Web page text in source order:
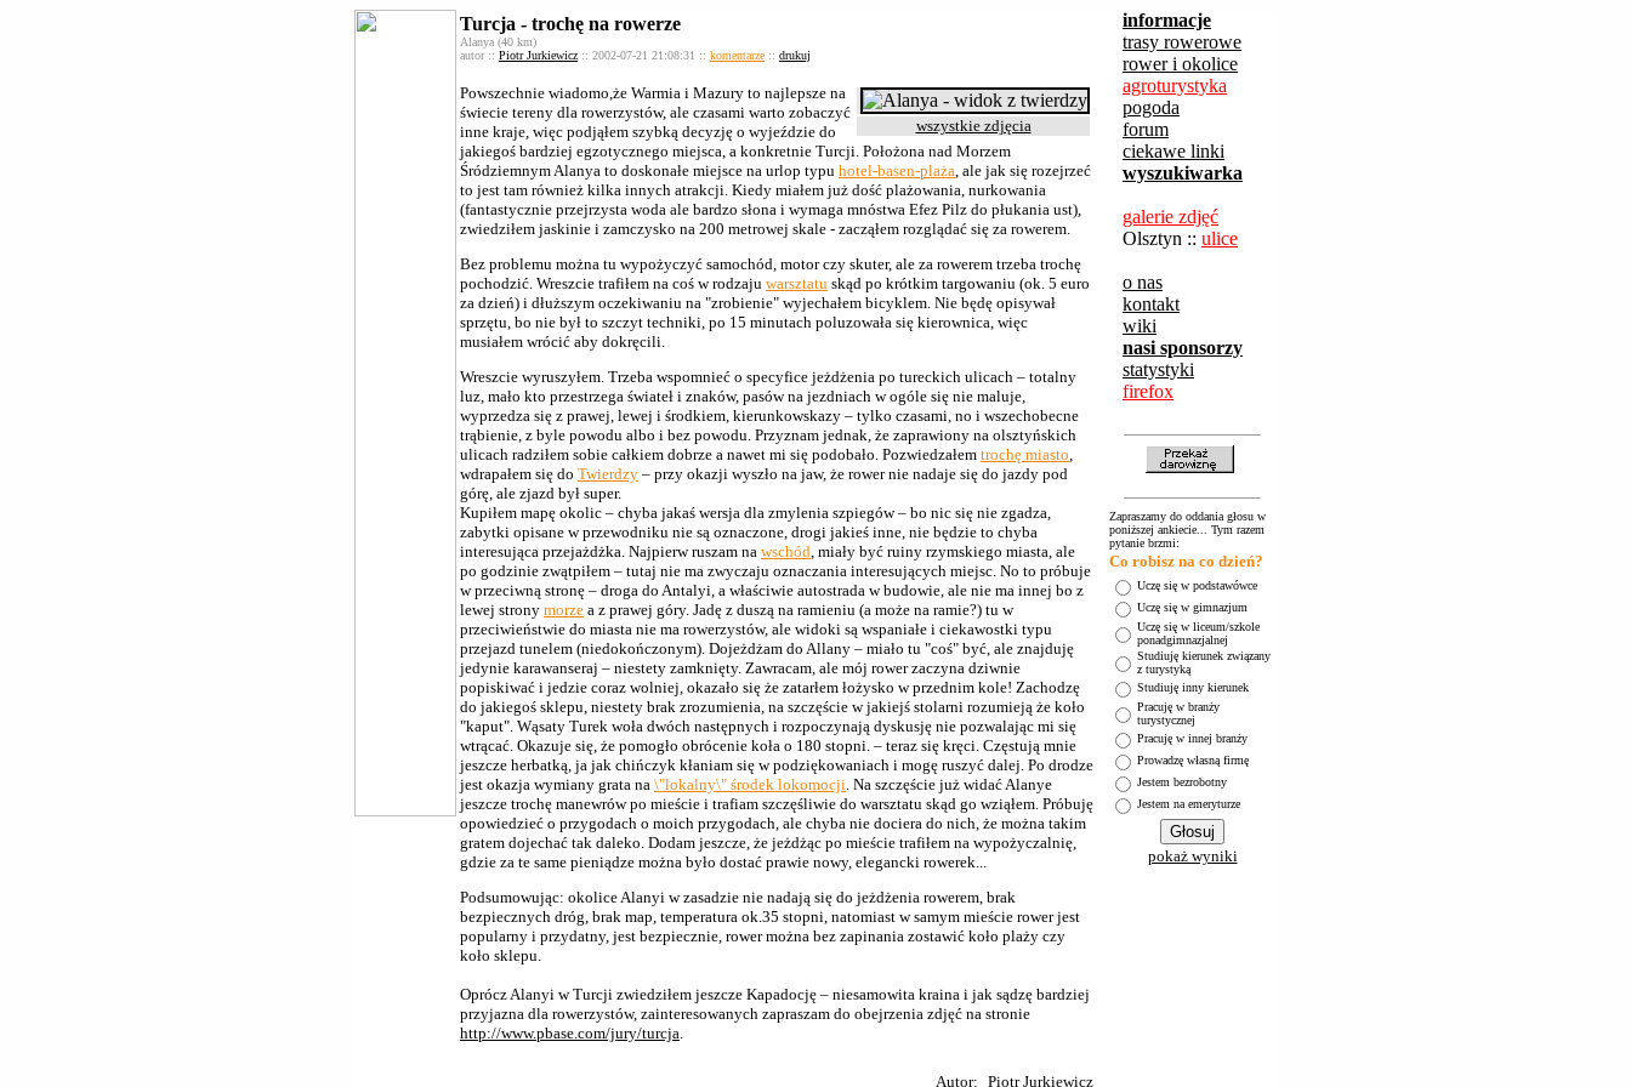
Turcja - trochę na rowerze
Alanya (40 km)
autor :: Piotr Jurkiewicz :: 2002-07-21 21:08:31 :: komentarze :: drukuj
wszystkie zdjęcia
Powszechnie wiadomo,że Warmia i Mazury to najlepsze na
świecie tereny dla rowerzystów, ale czasami warto zobaczyć
inne kraje, więc podjąłem szybką decyzję o wyjeździe do
jakiegoś bardziej egzotycznego miejsca, a konkretnie Turcji. Położona nad Morzem
Śródziemnym Alanya to doskonałe miejsce na urlop typu hotel-basen-plaża, ale jak się rozejrzeć
to jest tam również kilka innych atrakcji. Kiedy miałem już dość plażowania, nurkowania
(fantastycznie przejrzysta woda ale bardzo słona i wymaga mnóstwa Efez Pilz do płukania ust),
zwiedziłem jaskinie i zamczysko na 200 metrowej skale - zacząłem rozglądać się za rowerem.
Bez problemu można tu wypożyczyć samochód, motor czy skuter, ale za rowerem trzeba trochę
pochodzić. Wreszcie trafiłem na coś w rodzaju warsztatu skąd po krótkim targowaniu (ok. 5 euro
za dzień) i dłuższym oczekiwaniu na "zrobienie" wyjechałem bicyklem. Nie będę opisywał
sprzętu, bo nie był to szczyt techniki, po 15 minutach poluzowała się kierownica, więc
musiałem wrócić aby dokręcili.
Wreszcie wyruszyłem. Trzeba wspomnieć o specyfice jeżdżenia po tureckich ulicach – totalny
luz, mało kto przestrzega świateł i znaków, pasów na jezdniach w ogóle się nie maluje,
wyprzedza się z prawej, lewej i środkiem, kierunkowskazy – tylko czasami, no i wszechobecne
trąbienie, z byle powodu albo i bez powodu. Przyznam jednak, że zaprawiony na olsztyńskich
ulicach radziłem sobie całkiem dobrze a nawet mi się podobało. Pozwiedzałem trochę miasto,
wdrapałem się do Twierdzy – przy okazji wyszło na jaw, że rower nie nadaje się do jazdy pod
górę, ale zjazd był super.
Kupiłem mapę okolic – chyba jakaś wersja dla zmylenia szpiegów – bo nic się nie zgadza,
zabytki opisane w przewodniku nie są oznaczone, drogi jakieś inne, nie będzie to chyba
interesująca przejażdżka. Najpierw ruszam na wschód, miały być ruiny rzymskiego miasta, ale
po godzinie zwątpiłem – tutaj nie ma zwyczaju oznaczania interesujących miejsc. No to próbuje
w przeciwną stronę – droga do Antalyi, a właściwie autostrada w budowie, ale nie ma innej bo z
lewej strony morze a z prawej góry. Jadę z duszą na ramieniu (a może na ramie?) tu w
przeciwieństwie do miasta nie ma rowerzystów, ale widoki są wspaniałe i ciekawostki typu
przejazd tunelem (niedokończonym). Dojeżdżam do Allany – miało tu "coś" być, ale znajduję
jedynie karawanseraj – niestety zamknięty. Zawracam, ale mój rower zaczyna dziwnie
popiskiwać i jedzie coraz wolniej, okazało się że zatarłem łożysko w przednim kole! Zachodzę
do jakiegoś sklepu, niestety brak zrozumienia, na szczęście w jakiejś stolarni rozumieją że koło
"kaput". Wąsaty Turek woła dwóch następnych i rozpoczynają dyskusję nie pozwalając mi się
wtrącać. Okazuje się, że pomogło obrócenie koła o 180 stopni. – teraz się kręci. Częstują mnie
jeszcze herbatką, ja jak chińczyk kłaniam się w podziękowaniach i mogę ruszyć dalej. Po drodze
jest okazja wymiany grata na \"lokalny\" środek lokomocji. Na szczęście już widać Alanye
jeszcze trochę manewrów po mieście i trafiam szczęśliwie do warsztatu skąd go wziąłem. Próbuję
opowiedzieć o przygodach o moich przygodach, ale chyba nie dociera do nich, że można takim
gratem dojechać tak daleko. Dodam jeszcze, że jeżdżąc po mieście trafiłem na wypożyczalnię,
gdzie za te same pieniądze można było dostać prawie nowy, elegancki rowerek...
Podsumowując: okolice Alanyi w zasadzie nie nadają się do jeżdżenia rowerem, brak
bezpiecznych dróg, brak map, temperatura ok.35 stopni, natomiast w samym mieście rower jest
popularny i przydatny, jest bezpiecznie, rower można bez zapinania zostawić koło plaży czy
koło sklepu.
Oprócz Alanyi w Turcji zwiedziłem jeszcze Kapadocję – niesamowita kraina i jak sądzę bardziej
przyjazna dla rowerzystów, zainteresowanych zapraszam do obejrzenia zdjęć na stronie
http://www.pbase.com/jury/turcja.
Autor: Piotr Jurkiewicz
informacje
trasy rowerowe
rower i okolice
agroturystyka
pogoda
forum
ciekawe linki
wyszukiwarka
galerie zdjęć
Olsztyn :: ulice
o nas
kontakt
wiki
nasi sponsorzy
statystyki
firefox
Zapraszamy do oddania głosu w
poniższej ankiecie... Tym razem
pytanie brzmi:
Co robisz na co dzień?
Uczę się w podstawówce
Uczę się w gimnazjum
Uczę się w liceum/szkole
ponadgimnazjalnej
Studiuję kierunek związany
z turystyką
Studiuję inny kierunek
Pracuję w branży
turystycznej
Pracuję w innej branży
Prowadzę własną firmę
Jestem bezrobotny
Jestem na emeryturze
pokaż wyniki